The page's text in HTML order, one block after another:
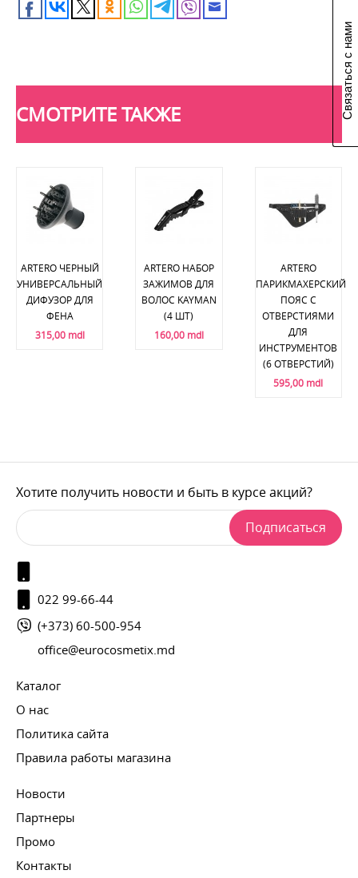
Связаться с нами
СМОТРИТЕ ТАКЖЕ
ARTERO ЧЕРНЫЙ
УНИВЕРСАЛЬНЫЙ
ДИФУЗОР ДЛЯ
ФЕНА
315,00 mdl
ARTERO НАБОР
ЗАЖИМОВ ДЛЯ
ВОЛОС KAYMAN
(4 ШТ)
160,00 mdl
ARTERO
ПАРИКМАХЕРСКИЙ
ПОЯС С
ОТВЕРСТИЯМИ
ДЛЯ
ИНСТРУМЕНТОВ
(6 ОТВЕРСТИЙ)
595,00 mdl
Хотите получить новости и быть в курсе акций?
Подписаться
022 99-66-44
(+373) 60-500-954
office@eurocosmetix.md
Каталог
О нас
Политика сайта
Правила работы магазина
Новости
Партнеры
Промо
Контакты